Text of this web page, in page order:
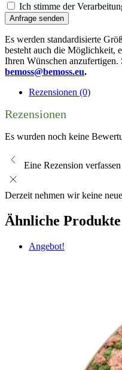
Ich stimme der
Anfrage senden
Es werden standardisierte
besteht auch die Möglichkeit,
Ihren Wünschen anzufertigen.
bemoss@bemoss.eu.
Rezensionen (0)
Rezensionen
Es wurden noch keine
Eine Rezension verfassen
Derzeit nehmen wir keine
Ähnliche Produkte
Angebot!